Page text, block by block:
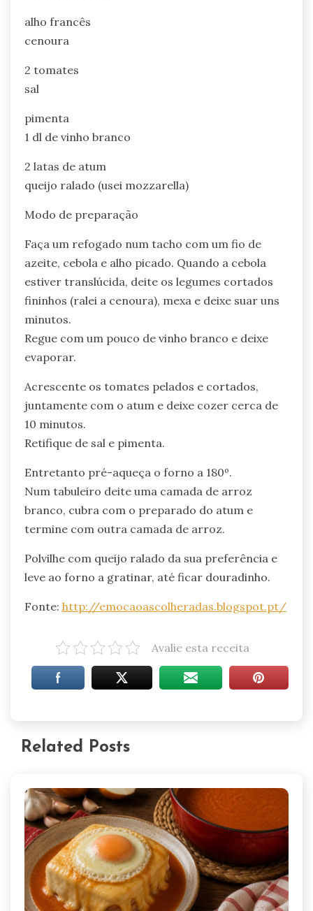
alho francês
cenoura
2 tomates
sal
pimenta
1 dl de vinho branco
2 latas de atum
queijo ralado (usei mozzarella)
Modo de preparação
Faça um refogado num tacho com um fio de
azeite, cebola e alho picado. Quando a cebola
estiver translúcida, deite os legumes cortados
fininhos (ralei a cenoura), mexa e deixe suar uns
minutos.
Regue com um pouco de vinho branco e deixe
evaporar.
Acrescente os tomates pelados e cortados,
juntamente com o atum e deixe cozer cerca de
10 minutos.
Retifique de sal e pimenta.
Entretanto pré-aqueça o forno a 180º.
Num tabuleiro deite uma camada de arroz
branco, cubra com o preparado do atum e
termine com outra camada de arroz.
Polvilhe com queijo ralado da sua preferência e
leve ao forno a gratinar, até ficar douradinho.
Fonte: http://emocaoascolheradas.blogspot.pt/
Avalie esta receita
Related Posts